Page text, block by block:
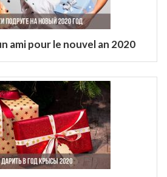
ami pour le nouvel an 2020